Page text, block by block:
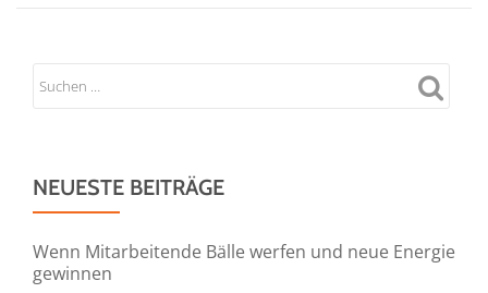
NEUESTE BEITRÄGE
Wenn Mitarbeitende Bälle werfen und neue Energie
gewinnen